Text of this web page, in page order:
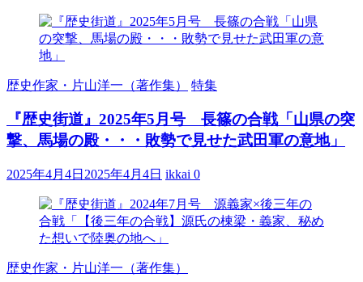
歴史作家・片山洋一（著作集） 特集
『歴史街道』2025年5月号 長篠の合戦「山県の突
撃、馬場の殿・・・敗勢で見せた武田軍の意地」
2025年4月4日 2025年4月4日 ikkai 0
歴史作家・片山洋一（著作集）